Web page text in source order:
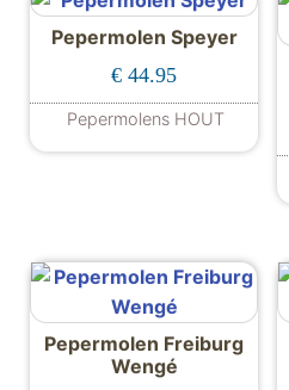
Pepermolen Speyer
€ 44.95
Pepermolens HOUT
Dit product
Pepermolen Freiburg
Wengé